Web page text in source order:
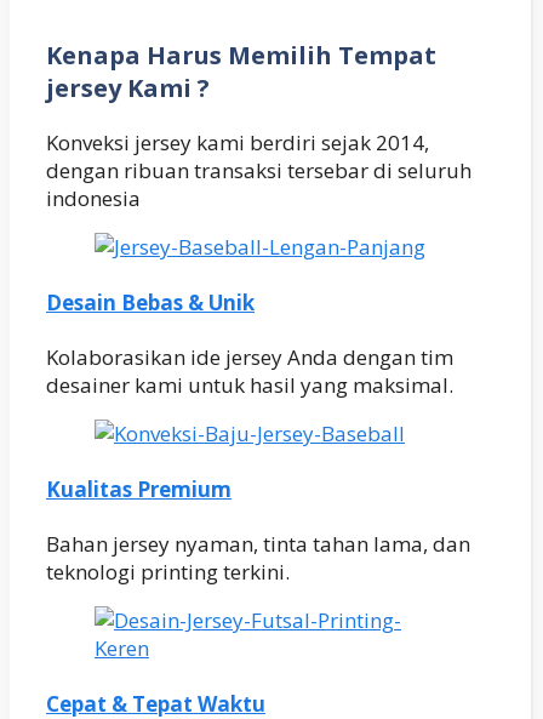
Kenapa Harus Memilih Tempat
jersey Kami ?
Konveksi jersey kami berdiri sejak 2014,
dengan ribuan transaksi tersebar di seluruh
indonesia
Desain Bebas & Unik
Kolaborasikan ide jersey Anda dengan tim
desainer kami untuk hasil yang maksimal.
Kualitas Premium
Bahan jersey nyaman, tinta tahan lama, dan
teknologi printing terkini.
Cepat & Tepat Waktu